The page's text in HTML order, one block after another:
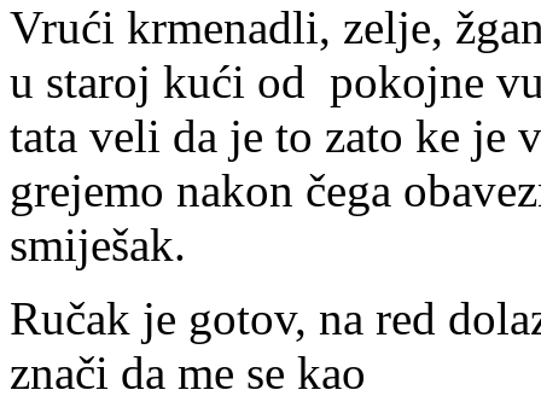
Vrući krmenadli, zelje,
u staroj kući od pokojne
tata veli da je to zato ke je
grejemo nakon čega
smiješak.
Ručak je gotov, na red
znači da me se kao